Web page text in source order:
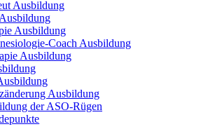
Ausbildung
Ausbildung
Coach Ausbildung
Ausbildung
Ausbildung
der ASO-Rügen